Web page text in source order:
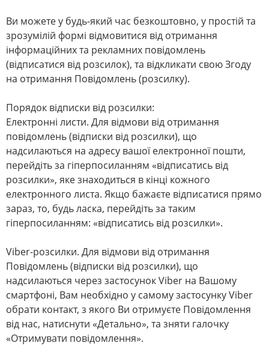
Ви можете у будь-який час безкоштовно, у простій та
зрозумілій формі відмовитися від отримання
інформаційних та рекламних повідомлень
(відписатися від розсилок), та відкликати свою Згоду
на отримання Повідомлень (розсилку).
Порядок відписки від розсилки:
Електронні листи. Для відмови від отримання
повідомлень (відписки від розсилки), що
надсилаються на адресу вашої електронної пошти,
перейдіть за гіперпосиланням «відписатись від
розсилки», яке знаходиться в кінці кожного
електронного листа. Якщо бажаєте відписатися прямо
зараз, то, будь ласка, перейдіть за таким
гіперпосиланням: «відписатись від розсилки».
Viber-розсилки. Для відмови від отримання
Повідомлень (відписки від розсилки), що
надсилаються через застосунок Viber на Вашому
смартфоні, Вам необхідно у самому застосунку Viber
обрати контакт, з якого Ви отримуєте Повідомлення
від нас, натиснути «Детально», та зняти галочку
«Отримувати повідомлення».